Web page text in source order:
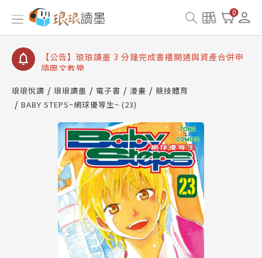
0
【公告】琅琅讀墨數位閱讀資產合併與書櫃開通申請
【公告】琅琅讀墨書櫃開通常見問題
【公告】琅琅讀墨 3 分鐘完成書櫃開通與資產合併申
請圖文教學
查詢
【公告】琅琅讀墨數位閱讀資產合併與書櫃開通申請
琅琅悅讀 琅琅讀墨 電子書 漫畫
競技體育
BABY STEPS~網球優等生~ (23)